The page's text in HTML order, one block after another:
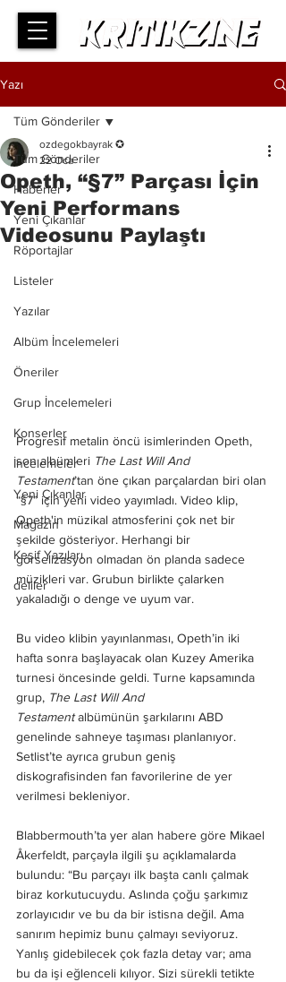
Yazı
Tüm Gönderiler
Haberler
Yeni Çıkanlar
Röportajlar
Listeler
Yazılar
Albüm İncelemeleri
Öneriler
Grup İncelemeleri
Konserler
İncelemeler
Yeni Çıkanlar
Magazin
Keşif Yazıları
deliler
Tüm Gönderiler
Opeth, “§7” Parçası İçin
Yeni Performans
Videosunu Paylaştı
ozdegokbayrak ✪
22 Oca
Progresif metalin öncü isimlerinden Opeth,
son albümleri The Last Will And
Testament’tan öne çıkan parçalardan biri olan
“§7” için yeni video yayımladı. Video klip,
Opeth'in müzikal atmosferini çok net bir
şekilde gösteriyor. Herhangi bir
görselizasyon olmadan ön planda sadece
müzikleri var. Grubun birlikte çalarken
yakaladığı o denge ve uyum var.
Bu video klibin yayınlanması, Opeth’in iki
hafta sonra başlayacak olan Kuzey Amerika
turnesi öncesinde geldi. Turne kapsamında
grup, The Last Will And
Testament albümünün şarkılarını ABD
genelinde sahneye taşıması planlanıyor.
Setlist’te ayrıca grubun geniş
diskografisinden fan favorilerine de yer
verilmesi bekleniyor.
Blabbermouth’ta yer alan habere göre Mikael
Åkerfeldt, parçayla ilgili şu açıklamalarda
bulundu: “Bu parçayı ilk başta canlı çalmak
biraz korkutucuydu. Aslında çoğu şarkımız
zorlayıcıdır ve bu da bir istisna değil. Ama
sanırım hepimiz bunu çalmayı seviyoruz.
Yanlış gidebilecek çok fazla detay var; ama
bu da işi eğlenceli kılıyor. Sizi sürekli tetikte